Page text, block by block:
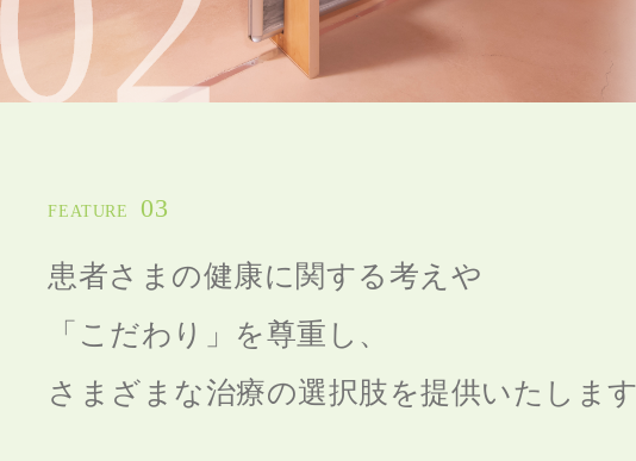
FEATURE 03
患者さまの健康に関する考えや
「こだわり」を尊重し、
さまざまな治療の選択肢を提供いたします